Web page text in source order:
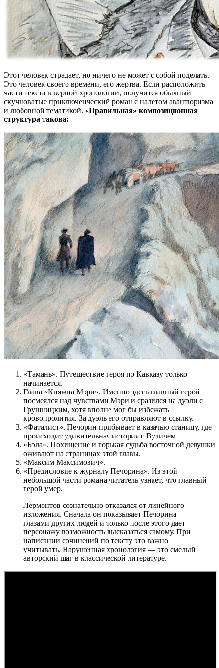
Этот человек страдает, но ничего не может с собой поделать.
Это человек своего времени, его жертва. Если расположить
части текста в верной хронологии, получится обычный
скучноватые приключенческий роман с налетом авантюризма
и любовной тематикой. «Правильная» композиционная
структура такова:
«Тамань». Путешествие героя по Кавказу только
начинается.
Глава «Княжна Мэри». Именно здесь главный герой
посмеялся над чувствами Мэри и сразился на дуэли с
Грушницким, хотя вполне мог бы избежать
кровопролития. За дуэль его отправляют в ссылку.
«Фаталист». Печорин прибывает в казачью станицу, где
происходит удивительная история с Вуличем.
«Бэла». Похищение и горькая судьба восточной девушки
оживают на страницах этой главы.
«Максим Максимович».
«Предисловие к журналу Печорина». Из этой
небольшой части романа читатель узнает, что главный
герой умер.
Лермонтов сознательно отказался от линейного
изложения. Сначала он показывает Печорина
глазами других людей и только после этого дает
персонажу возможность высказаться самому. При
написании сочинений по тексту это важно
учитывать. Нарушенная хронология — это смелый
авторский шаг в классической литературе.